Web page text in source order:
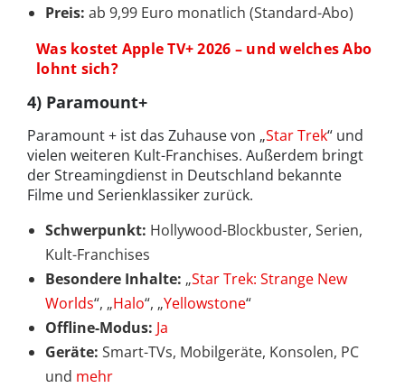
Preis: ab 9,99 Euro monatlich (Standard-Abo)
Was kostet Apple TV+ 2026 – und welches Abo
lohnt sich?
4) Paramount+
Paramount + ist das Zuhause von „Star Trek“ und
vielen weiteren Kult-Franchises. Außerdem bringt
der Streamingdienst in Deutschland bekannte
Filme und Serienklassiker zurück.
Schwerpunkt: Hollywood-Blockbuster, Serien,
Kult-Franchises
Besondere Inhalte: „Star Trek: Strange New
Worlds“, „Halo“, „Yellowstone“
Offline-Modus: Ja
Geräte: Smart-TVs, Mobilgeräte, Konsolen, PC
und mehr